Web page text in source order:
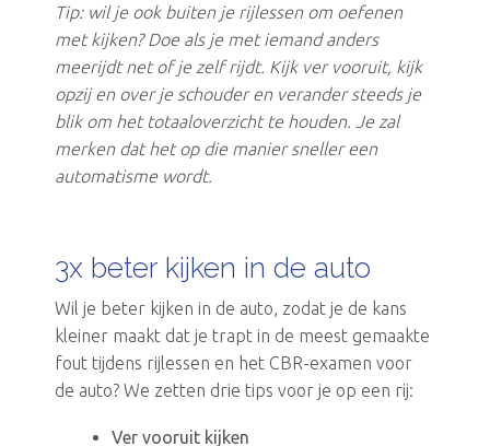
Tip: wil je ook buiten je rijlessen om oefenen
met kijken? Doe als je met iemand anders
meerijdt net of je zelf rijdt. Kijk ver vooruit, kijk
opzij en over je schouder en verander steeds je
blik om het totaaloverzicht te houden. Je zal
merken dat het op die manier sneller een
automatisme wordt.
3x beter kijken in de auto
Wil je beter kijken in de auto, zodat je de kans
kleiner maakt dat je trapt in de meest gemaakte
fout tijdens rijlessen en het CBR-examen voor
de auto? We zetten drie tips voor je op een rij:
Ver vooruit kijken